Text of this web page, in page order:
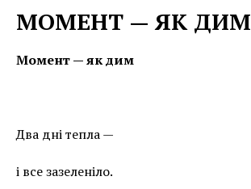
МОМЕНТ — ЯК ДИМ
Момент — як дим
Два дні тепла —
і все зазеленіло.